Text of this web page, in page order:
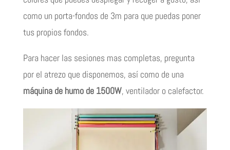
como un porta-fondos de 3m para que puedas poner
tus propios fondos.
Para hacer las sesiones mas completas, pregunta
por el atrezo que disponemos, así como de una
máquina de humo de 1500W, ventilador o calefactor.